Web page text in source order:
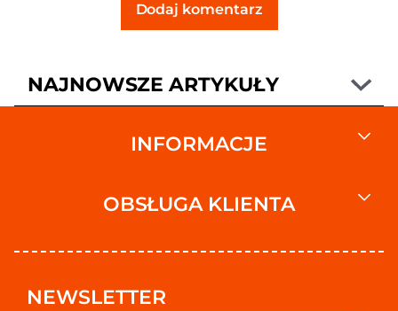
Dodaj komentarz
NAJNOWSZE ARTYKUŁY
INFORMACJE
OBSŁUGA KLIENTA
NEWSLETTER